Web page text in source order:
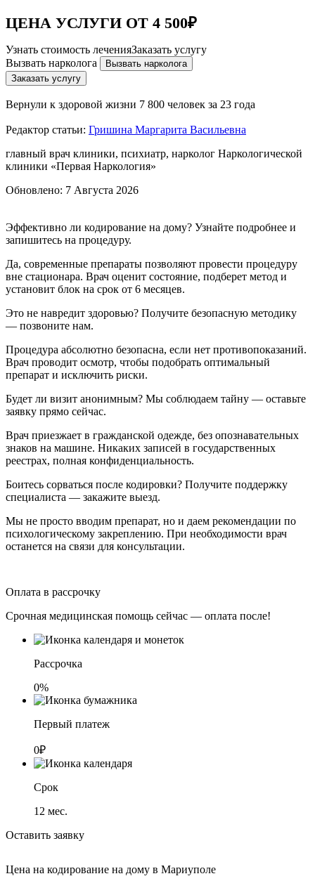
ЦЕНА УСЛУГИ ОТ 4 500₽
Узнать стоимость леченияЗаказать услугу
Вызвать нарколога
Вызвать нарколога
Заказать услугу
Вернули к здоровой жизни 7 800 человек за 23 года
Редактор статьи: Гришина Маргарита Васильевна
главный врач клиники, психиатр, нарколог Наркологической
клиники «Первая Наркология»
Обновлено: 7 Августа 2026
Эффективно ли кодирование на дому? Узнайте подробнее и
запишитесь на процедуру.
Да, современные препараты позволяют провести процедуру
вне стационара. Врач оценит состояние, подберет метод и
установит блок на срок от 6 месяцев.
Это не навредит здоровью? Получите безопасную методику
— позвоните нам.
Процедура абсолютно безопасна, если нет противопоказаний.
Врач проводит осмотр, чтобы подобрать оптимальный
препарат и исключить риски.
Будет ли визит анонимным? Мы соблюдаем тайну — оставьте
заявку прямо сейчас.
Врач приезжает в гражданской одежде, без опознавательных
знаков на машине. Никаких записей в государственных
реестрах, полная конфиденциальность.
Боитесь сорваться после кодировки? Получите поддержку
специалиста — закажите выезд.
Мы не просто вводим препарат, но и даем рекомендации по
психологическому закреплению. При необходимости врач
останется на связи для консультации.
Оплата в рассрочку
Срочная медицинская помощь сейчас — оплата после!
Рассрочка
0%
Первый платеж
0₽
Срок
12 мес.
Оставить заявку
Цена на кодирование на дому в Мариуполе